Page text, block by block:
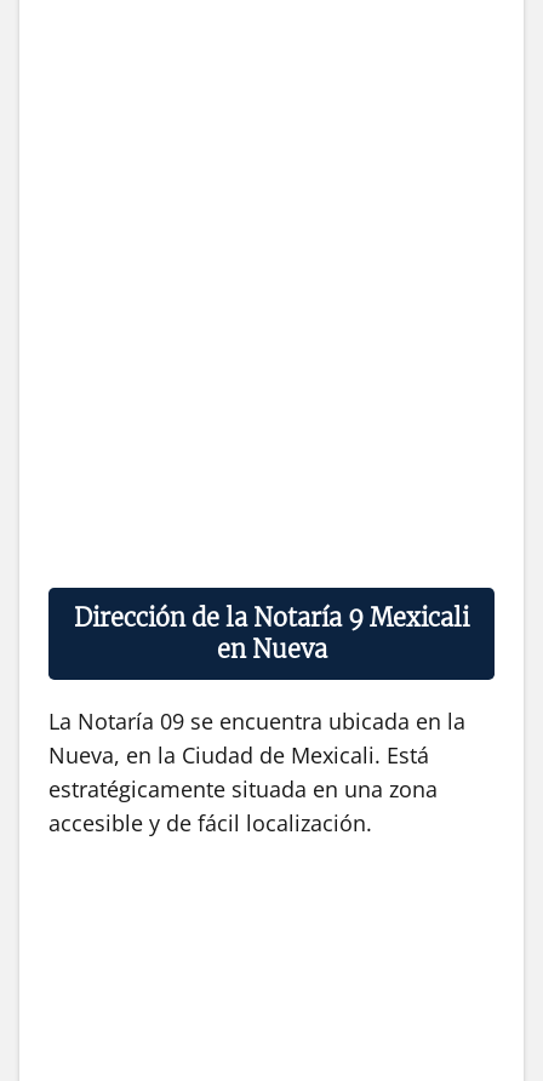
Dirección de la Notaría 9 Mexicali
en Nueva
La Notaría 09 se encuentra ubicada en la
Nueva, en la Ciudad de Mexicali. Está
estratégicamente situada en una zona
accesible y de fácil localización.